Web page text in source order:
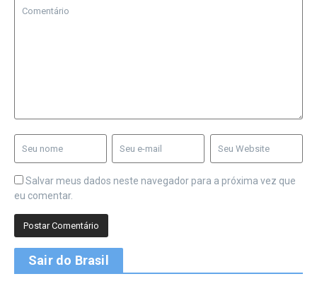
Salvar meus dados neste navegador para a próxima vez que
eu comentar.
Sair do Brasil